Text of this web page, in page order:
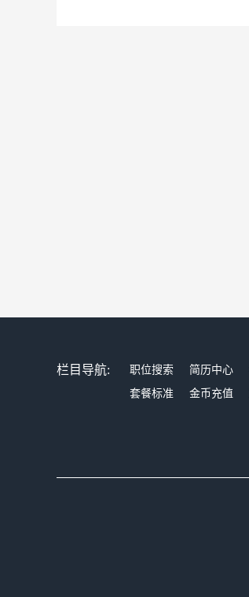
栏目导航: 职位搜索 简历中心
套餐标准
金币充值